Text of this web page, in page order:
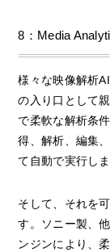
8：Media
様々な映像解析
の入り口として
で柔軟な解析条
得、解析、編集
て自動で実行しま
そして、それを
す。ソニー製、
ンジンにより、